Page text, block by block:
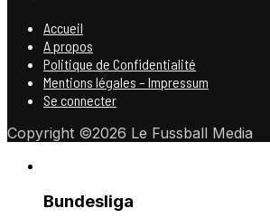
Accueil
A propos
Politique de Confidentialité
Mentions légales – Impressum
Se connecter
Copyright ©2026 Le Fussball Media
Bundesliga